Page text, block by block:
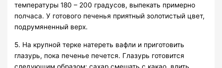
температуры 180 – 200 градусов, выпекать примерно
полчаса. У готового печенья приятный золотистый цвет,
подрумяненный верх.
5. На крупной терке натереть вафли и приготовить
глазурь, пока печенье печется. Глазурь готовится
следующим образом: сахар смешать с какао, влить